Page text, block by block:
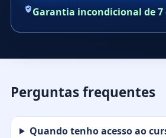
Garantia incondicional de 7
Perguntas frequentes
Quando tenho acesso ao